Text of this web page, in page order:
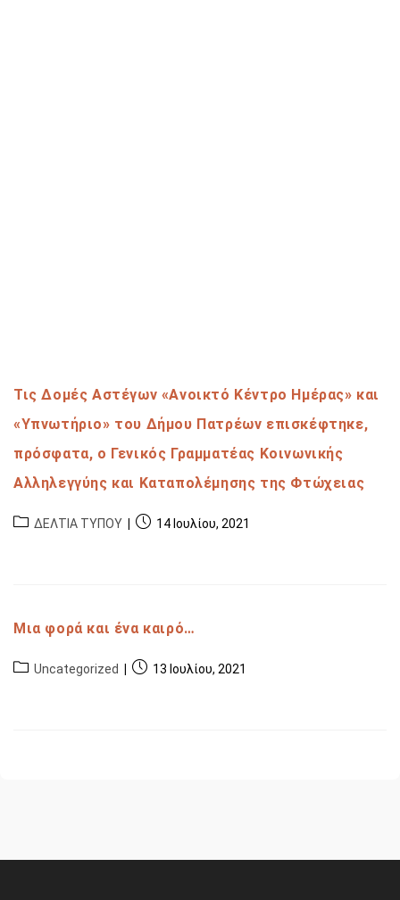
Τις Δομές Αστέγων «Ανοικτό Κέντρο Ημέρας» και
«Υπνωτήριο» του Δήμου Πατρέων επισκέφτηκε,
πρόσφατα, ο Γενικός Γραμματέας Κοινωνικής
Αλληλεγγύης και Καταπολέμησης της Φτώχειας
ΔΕΛΤΙΑ ΤΥΠΟΥ 14 Ιουλίου, 2021
Μια φορά και ένα καιρό…
Uncategorized 13 Ιουλίου, 2021